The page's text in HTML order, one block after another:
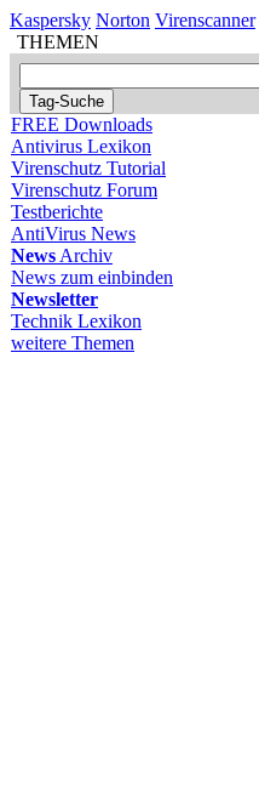
Kaspersky Norton Virenscanner
THEMEN
FREE Downloads
Antivirus Lexikon
Virenschutz Tutorial
Virenschutz Forum
Testberichte
AntiVirus News
News Archiv
News zum einbinden
Newsletter
Technik Lexikon
weitere Themen